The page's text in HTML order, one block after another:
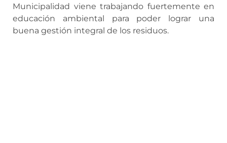
Municipalidad viene trabajando fuertemente en
educación ambiental para poder lograr una
buena gestión integral de los residuos.